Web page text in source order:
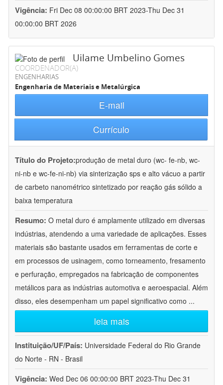
Vigência: Fri Dec 08 00:00:00 BRT 2023-Thu Dec 31
00:00:00 BRT 2026
Uilame Umbelino Gomes
COORDENADOR(A)
ENGENHARIAS
Engenharia de Materiais e Metalúrgica
E-mail
Currículo
Título do Projeto:produção de metal duro (wc- fe-nb, wc-
ni-nb e wc-fe-ni-nb) via sinterização sps e alto vácuo a partir
de carbeto nanométrico sintetizado por reação gás sólido a
baixa temperatura
Resumo: O metal duro é amplamente utilizado em diversas
indústrias, atendendo a uma variedade de aplicações. Esses
materiais são bastante usados em ferramentas de corte e
em processos de usinagem, como torneamento, fresamento
e perfuração, empregados na fabricação de componentes
metálicos para as indústrias automotiva e aeroespacial. Além
disso, eles desempenham um papel significativo como ...
leia mais
Instituição/UF/País: Universidade Federal do Rio Grande
do Norte - RN - Brasil
Vigência: Wed Dec 06 00:00:00 BRT 2023-Thu Dec 31